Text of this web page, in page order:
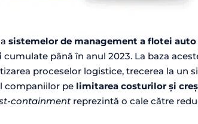
sistemelor de management a flotei auto
cumulate până în anul 2023. La baza
proceselor logistice, trecerea la un
companiilor pe limitarea costurilor și
containment reprezintă o cale către